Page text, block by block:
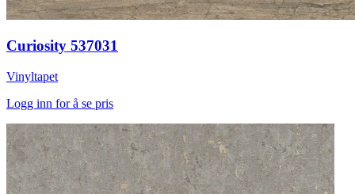
Curiosity 537031
Vinyltapet
Logg inn for å se pris